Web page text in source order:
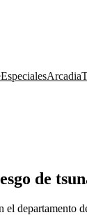
EspecialesArcadia
de
departamento